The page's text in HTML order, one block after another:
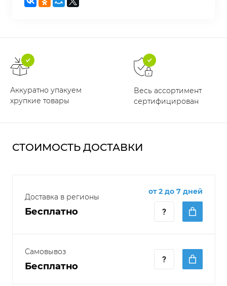
Аккуратно упакуем
хрупкие товары
Весь ассортимент
сертифицирован
СТОИМОСТЬ ДОСТАВКИ
Доставка в регионы
Бесплатно
от 2 до 7 дней
Самовывоз
Бесплатно